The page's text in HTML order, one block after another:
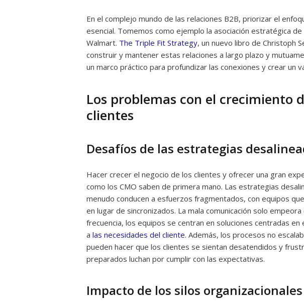
En el complejo mundo de las relaciones B2B, priorizar el
esencial. Tomemos como ejemplo la asociación estratégica
Walmart. The Triple Fit Strategy, un nuevo libro de Christoph
construir y mantener estas relaciones a largo plazo y
un marco práctico para profundizar las conexiones y crear un
Los problemas con el crecimiento
clientes
Desafíos de las estrategias
Hacer crecer el negocio de los clientes y ofrecer una gran
como los CMO saben de primera mano. Las estrategias
menudo conducen a esfuerzos fragmentados, con equipos
en lugar de sincronizados. La mala comunicación solo
frecuencia, los equipos se centran en soluciones centradas
a las necesidades del cliente. Además, los procesos no
pueden hacer que los clientes se sientan desatendidos y
preparados luchan por cumplir con las expectativas.
Impacto de los silos organizacionales